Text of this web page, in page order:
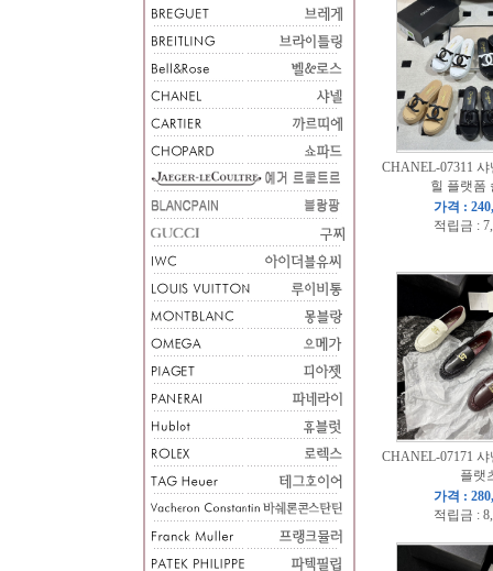
CHANEL-07311 샤
힐 플랫폼
가격 :
적립금 :
CHANEL-07171 샤
플랫
가격 :
적립금 :